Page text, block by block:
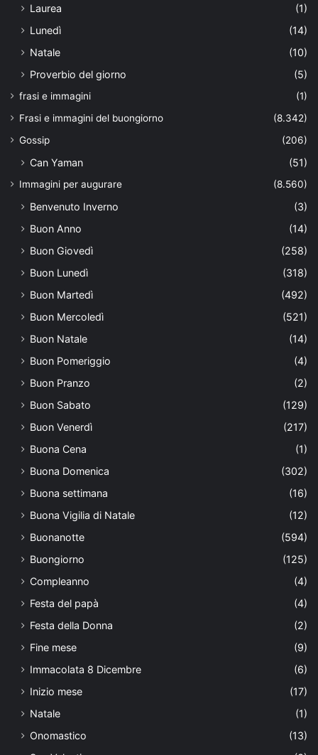
Laurea
(1)
Lunedì
(14)
Natale
(10)
Proverbio del giorno
(5)
frasi e immagini
(1)
Frasi e immagini del buongiorno
(8.342)
Gossip
(206)
Can Yaman (51)
Immagini per augurare (8.560)
Benvenuto Inverno
(3)
Buon Anno
(14)
Buon Giovedì
(258)
Buon Lunedì
(318)
Buon Martedì
(492)
Buon Mercoledì
(521)
Buon Natale
(14)
Buon Pomeriggio
(4)
Buon Pranzo
(2)
Buon Sabato
(129)
Buon Venerdì
(217)
Buona Cena
(1)
Buona Domenica
(302)
Buona settimana
(16)
Buona Vigilia di Natale
(12)
Buonanotte
(594)
Buongiorno
(125)
Compleanno
(4)
Festa del papà
(4)
Festa della Donna
(2)
Fine mese
(9)
Immacolata 8 Dicembre
(6)
Inizio mese
(17)
Natale
(1)
Onomastico
(13)